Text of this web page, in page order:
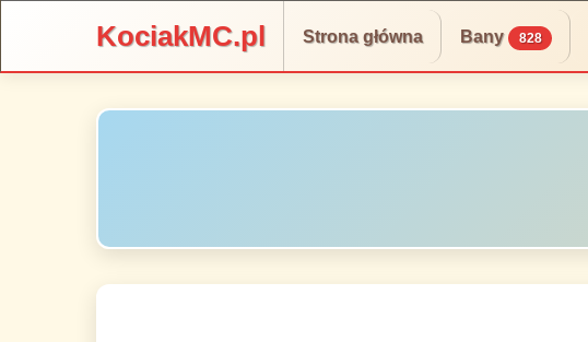
KociakMC.pl Strona główna Bany 828